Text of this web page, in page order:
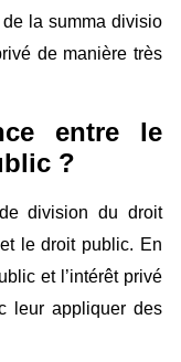
la summa divisio
de manière très
entre le
?
division du droit
le droit public. En
et l’intérêt privé
leur appliquer des